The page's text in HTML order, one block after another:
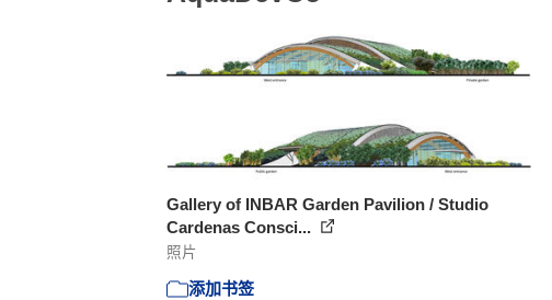
Gallery of INBAR Garden Pavilion / Studio
Cardenas Consci...
照片
添加书签